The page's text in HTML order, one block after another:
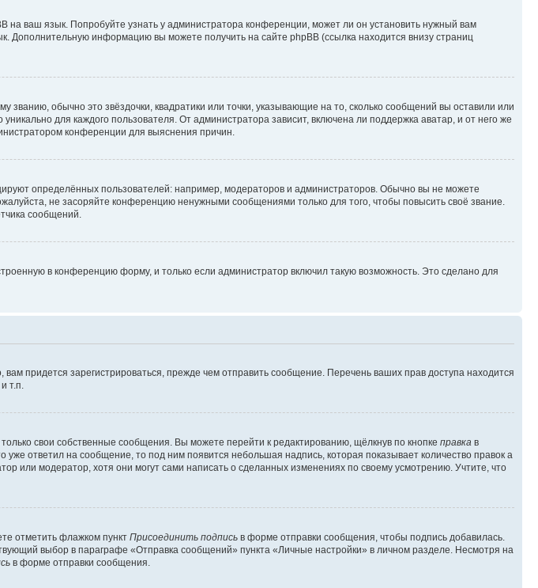
ваш язык. Попробуйте узнать у администратора конференции, может ли он установить нужный вам
Дополнительную информацию вы можете получить на сайте phpBB (ссылка находится внизу страниц
обычно это звёздочки, квадратики или точки, указывающие на то, сколько сообщений вы оставили или
для каждого пользователя. От администратора зависит, включена ли поддержка аватар, и от него же
конференции для выяснения причин.
определённых пользователей: например, модераторов и администраторов. Обычно вы не можете
не засоряйте конференцию ненужными сообщениями только для того, чтобы повысить своё звание.
сообщений.
в конференцию форму, и только если администратор включил такую возможность. Это сделано для
придется зарегистрироваться, прежде чем отправить сообщение. Перечень ваших прав доступа находится
т.п.
свои собственные сообщения. Вы можете перейти к редактированию, щёлкнув по кнопке правка в
ответил на сообщение, то под ним появится небольшая надпись, которая показывает количество правок а
или модератор, хотя они могут сами написать о сделанных изменениях по своему усмотрению. Учтите, что
отметить флажком пункт Присоединить подпись в форме отправки сообщения, чтобы подпись добавилась.
выбор в параграфе «Отправка сообщений» пункта «Личные настройки» в личном разделе. Несмотря на
в форме отправки сообщения.